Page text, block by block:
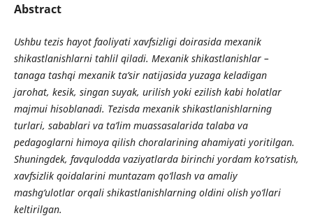
Abstract
Ushbu tezis hayot faoliyati xavfsizligi doirasida mexanik
shikastlanishlarni tahlil qiladi. Mexanik shikastlanishlar –
tanaga tashqi mexanik ta’sir natijasida yuzaga keladigan
jarohat, kesik, singan suyak, urilish yoki ezilish kabi holatlar
majmui hisoblanadi. Tezisda mexanik shikastlanishlarning
turlari, sabablari va ta’lim muassasalarida talaba va
pedagoglarni himoya qilish choralarining ahamiyati yoritilgan.
Shuningdek, favqulodda vaziyatlarda birinchi yordam ko‘rsatish,
xavfsizlik qoidalarini muntazam qo‘llash va amaliy
mashg‘ulotlar orqali shikastlanishlarning oldini olish yo‘llari
keltirilgan.